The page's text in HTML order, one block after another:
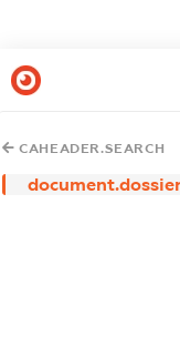
CAHEADER.SEARCH